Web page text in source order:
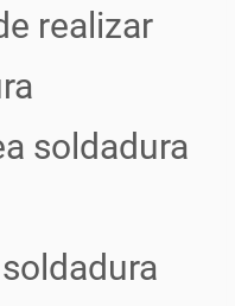
realizar
soldadura